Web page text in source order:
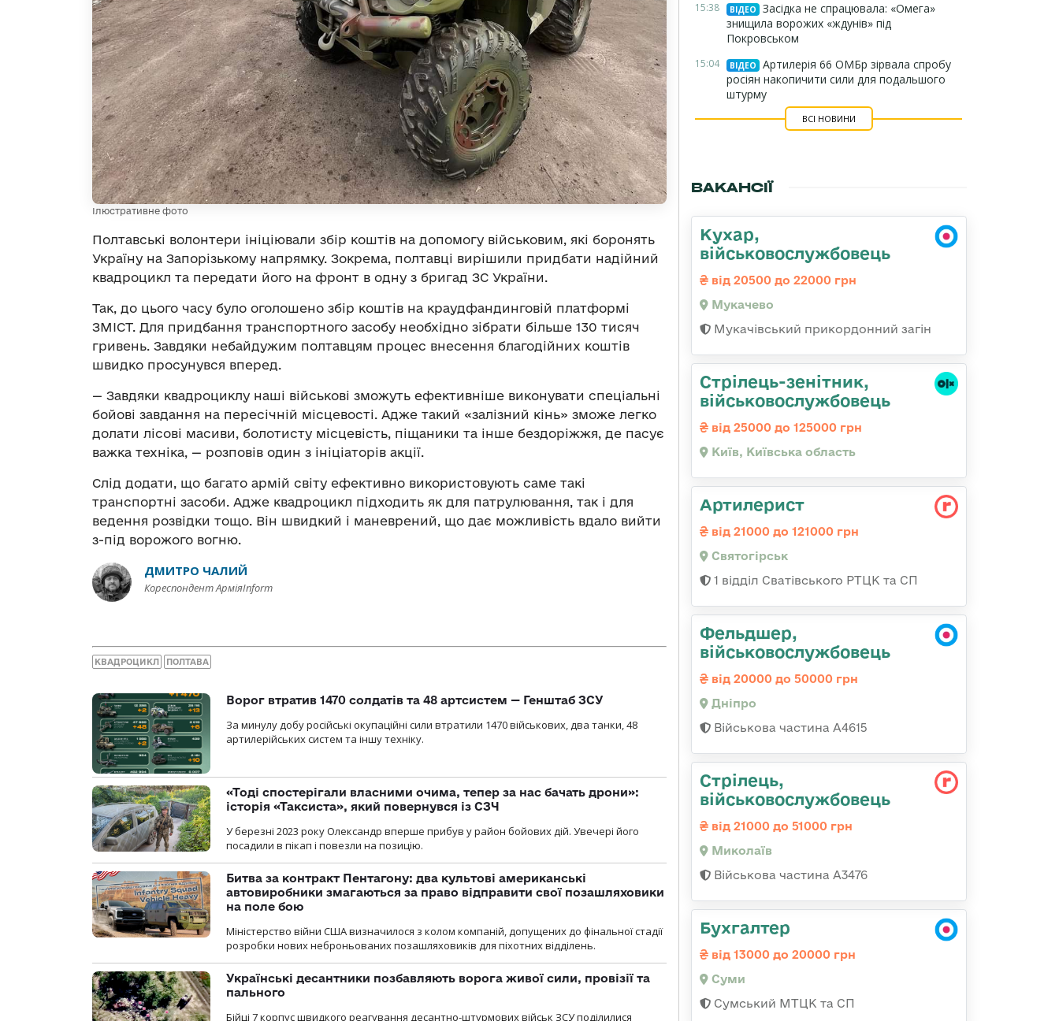
Ілюстративне фото
Полтавські волонтери ініціювали збір коштів на допомогу військовим, які боронять
Україну на Запорізькому напрямку. Зокрема, полтавці вирішили придбати надійний
квадроцикл та передати його на фронт в одну з бригад ЗС України.
Так, до цього часу було оголошено збір коштів на краудфандинговій платформі
ЗМІСТ. Для придбання транспортного засобу необхідно зібрати більше 130 тисяч
гривень. Завдяки небайдужим полтавцям процес внесення благодійних коштів
швидко просунувся вперед.
— Завдяки квадроциклу наші військові зможуть ефективніше виконувати спеціальні
бойові завдання на пересічній місцевості. Адже такий «залізний кінь» зможе легко
долати лісові масиви, болотисту місцевість, піщаники та інше бездоріжжя, де пасує
важка техніка, — розповів один з ініціаторів акції.
Слід додати, що багато армій світу ефективно використовують саме такі
транспортні засоби. Адже квадроцикл підходить як для патрулювання, так і для
ведення розвідки тощо. Він швидкий і маневрений, що дає можливість вдало вийти
з-під ворожого вогню.
ДМИТРО ЧАЛИЙ
Кореспондент АрміяInform
КВАДРОЦИКЛ ПОЛТАВА
Ворог втратив 1470 солдатів та 48 артсистем — Генштаб ЗСУ
За минулу добу російські окупаційні сили втратили 1470 військових, два танки, 48
артилерійських систем та іншу техніку.
«Тоді спостерігали власними очима, тепер за нас бачать дрони»:
історія «Таксиста», який повернувся із СЗЧ
У березні 2023 року Олександр вперше прибув у район бойових дій. Увечері його
посадили в пікап і повезли на позицію.
Битва за контракт Пентагону: два культові американські
автовиробники змагаються за право відправити свої позашляховики
на поле бою
Міністерство війни США визначилося з колом компаній, допущених до фінальної стадії
розробки нових неброньованих позашляховиків для піхотних відділень.
Українські десантники позбавляють ворога живої сили, провізії та
пального
Бійці 7 корпус швидкого реагування десантно-штурмових військ ЗСУ поділилися
15:38 ВІДЕО
Засідка не спрацювала: «Омега»
знищила ворожих «ждунів» під
Покровськом
15:04 ВІДЕО
Артилерія 66 ОМБр зірвала спробу
росіян накопичити сили для подальшого
штурму
ВСІ НОВИНИ
ВАКАНСІЇ
Кухар,
військовослужбовець
від 20500 до 22000 грн
Мукачево
Мукачівський прикордонний загін
Стpілець-зенітник,
військовослужбовець
від 25000 до 125000 грн
Київ, Київська область
Артилерист
від 21000 до 121000 грн
Святогірськ
1 відділ Сватівського РТЦК та СП
Фельдшер,
військовослужбовець
від 20000 до 50000 грн
Дніпро
Військова частина А4615
Стрілець,
військовослужбовець
від 21000 до 51000 грн
Миколаїв
Військова частина А3476
Бухгалтер
від 13000 до 20000 грн
Суми
Сумський МТЦК та СП